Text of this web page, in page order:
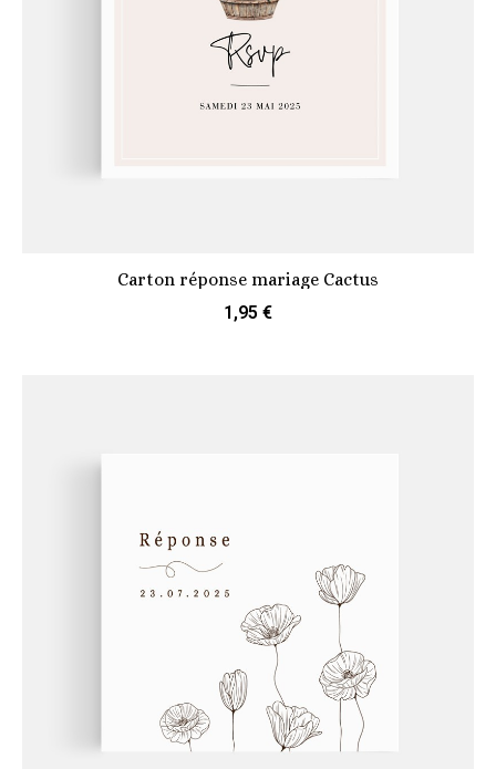
Carton réponse mariage Cactus
1,95 €